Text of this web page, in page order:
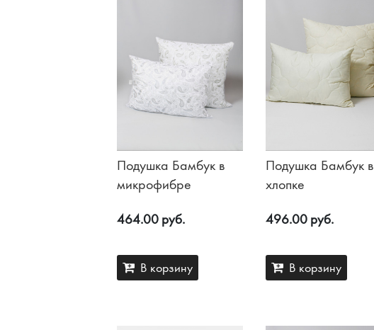
Подушка Бамбук в
микрофибре
464.00 руб.
В корзину
Подушка Бамбук в
хлопке
496.00 руб.
В корзину